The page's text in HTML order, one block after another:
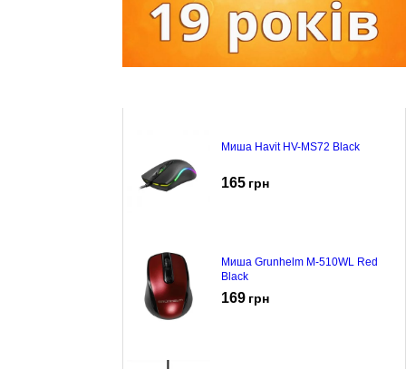
Миша Havit HV-MS72 Black
165 грн
Миша Grunhelm M-510WL Red
Black
169 грн